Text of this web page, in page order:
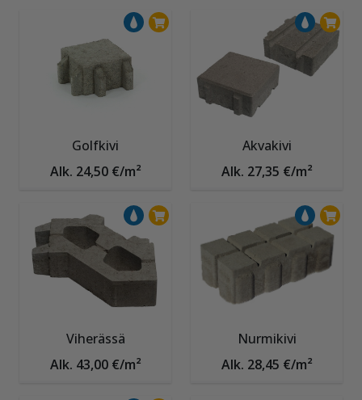
Golfkivi
Alk. 24,50 €/m²
Akvakivi
Alk. 27,35 €/m²
Viherässä
Alk. 43,00 €/m²
Nurmikivi
Alk. 28,45 €/m²